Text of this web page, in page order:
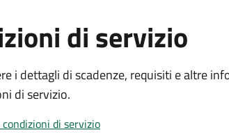
di servizio
i dettagli di scadenze, requisiti e altre
di servizio.
di servizio